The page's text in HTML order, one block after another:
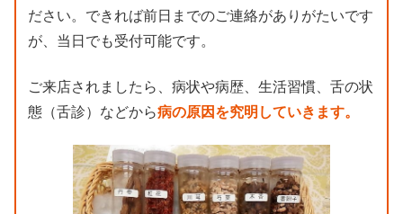
ださい。できれば前日までのご連絡がありがたいです
が、当日でも受付可能です。
ご来店されましたら、病状や病歴、生活習慣、舌の状
態（舌診）などから病の原因を究明していきます。